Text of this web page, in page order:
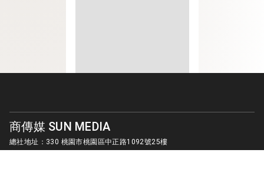
商傳媒 SUN MEDIA
總社地址：330 桃園市桃園區中正路1092號25樓